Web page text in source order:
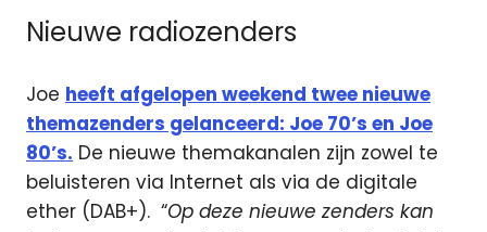
Nieuwe radiozenders
Joe heeft afgelopen weekend twee nieuwe
themazenders gelanceerd: Joe 70’s en Joe
80’s. De nieuwe themakanalen zijn zowel te
beluisteren via Internet als via de digitale
ether (DAB+). “Op deze nieuwe zenders kan